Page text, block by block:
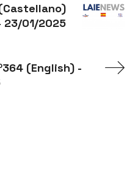
23/01/2025
(English) -